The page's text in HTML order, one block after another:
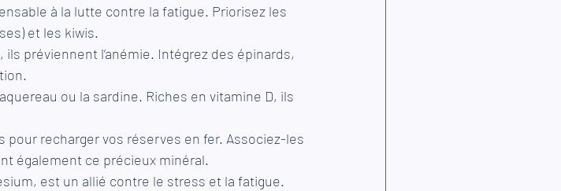
à la lutte contre la fatigue. Priorisez les
et les kiwis.
préviennent l’anémie. Intégrez des épinards,
ou la sardine. Riches en vitamine D, ils
pour recharger vos réserves en fer. Associez-les
également ce précieux minéral.
est un allié contre le stress et la fatigue.